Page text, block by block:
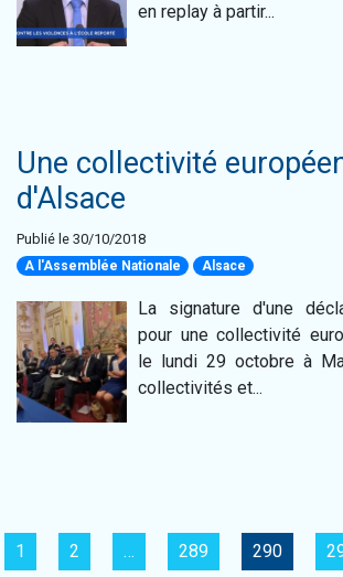
en replay à partir...
Une collectivité
d'Alsace
Publié le 30/10/2018
A l'Assemblée Nationale Alsace
La signature d'une
pour une collectivité
le lundi 29 octobre à
collectivités et...
1 2 … 289 290